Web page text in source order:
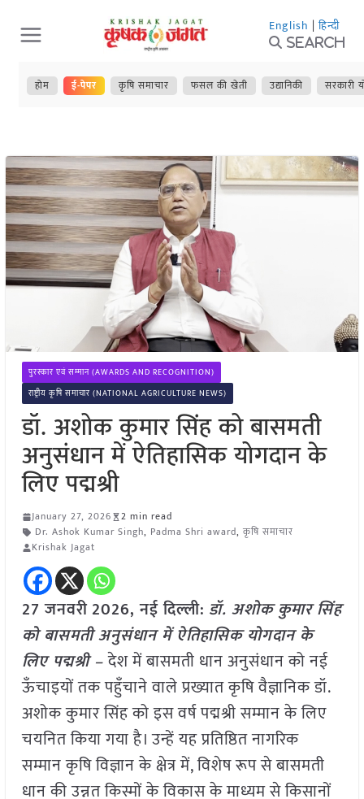
Skip
to
content
English | हिन्दी
Search
होम ई-पेपर कृषि समाचार फसल की खेती उद्यानिकी सरकारी
पुरस्कार एवं सम्मान (AWARDS AND RECOGNITION)
राष्ट्रीय कृषि समाचार (NATIONAL AGRICULTURE NEWS)
डॉ. अशोक कुमार सिंह को बासमती
अनुसंधान में ऐतिहासिक योगदान के
लिए पद्मश्री
January 27, 2026
2 min read
Dr. Ashok Kumar Singh, Padma Shri award, कृषि समाचार
Krishak Jagat
27 जनवरी2026,नई दिल्ली: डॉ. अशोक कुमार सिंह
को बासमती अनुसंधान में ऐतिहासिक योगदान के
लिए पद्मश्री –देश में बासमती धान अनुसंधान को नई
ऊँचाइयों तक पहुँचाने वाले प्रख्यात कृषि वैज्ञानिक डॉ.
अशोक कुमार सिंह को इस वर्ष पद्मश्री सम्मान के लिए
चयनित किया गया है। उन्हें यह प्रतिष्ठित नागरिक
सम्मान कृषि विज्ञान के क्षेत्र में, विशेष रूप से बासमती
धान की उन्नत किस्मों के विकास के माध्यम से किसानों